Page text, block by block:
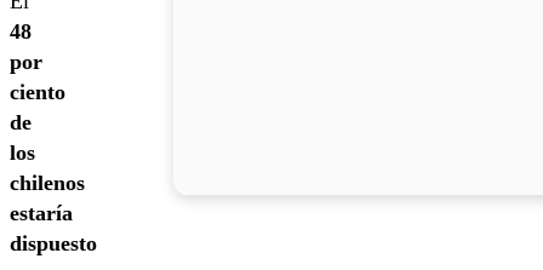
48
por
ciento
de
los
chilenos
estaría
dispuesto